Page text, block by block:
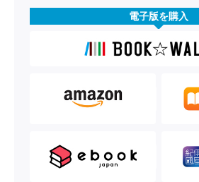
電子版を購入